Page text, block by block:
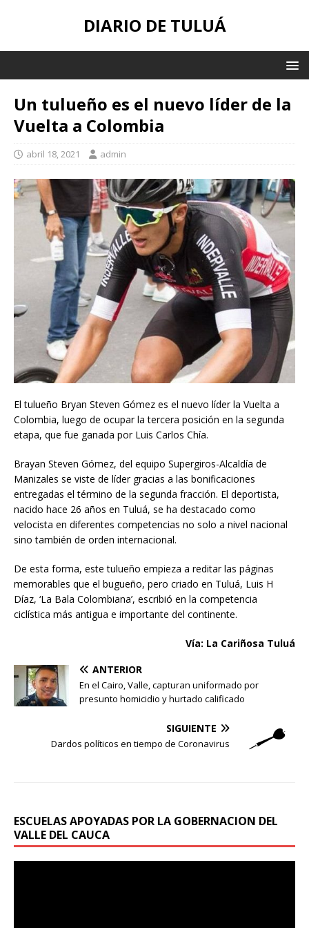
DIARIO DE TULUÁ
Un tulueño es el nuevo líder de la
Vuelta a Colombia
abril 18, 2021 admin
El tulueño Bryan Steven Gómez es el nuevo líder la Vuelta a
Colombia, luego de ocupar la tercera posición en la segunda
etapa, que fue ganada por Luis Carlos Chía.
Brayan Steven Gómez, del equipo Supergiros-Alcaldía de
Manizales se viste de líder gracias a las bonificaciones
entregadas el término de la segunda fracción. El deportista,
nacido hace 26 años en Tuluá, se ha destacado como
velocista en diferentes competencias no solo a nivel nacional
sino también de orden internacional.
De esta forma, este tulueño empieza a reditar las páginas
memorables que el bugueño, pero criado en Tuluá, Luis H
Díaz, ‘La Bala Colombiana’, escribió en la competencia
ciclística más antigua e importante del continente.
Vía: La Cariñosa Tuluá
ANTERIOR
En el Cairo, Valle, capturan uniformado por
presunto homicidio y hurtado calificado
SIGUIENTE
Dardos políticos en tiempo de Coronavirus
ESCUELAS APOYADAS POR LA GOBERNACION DEL
VALLE DEL CAUCA